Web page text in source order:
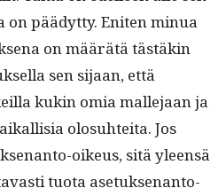
on päädyt­ty. Eniten min­ua
on määrätä tästäkin
sen sijaan, että
kukin omia malle­jaan ja
olo­suhtei­ta. Jos
oikeus, sitä yleen­sä
tuo­ta ase­tuk­senan­to-